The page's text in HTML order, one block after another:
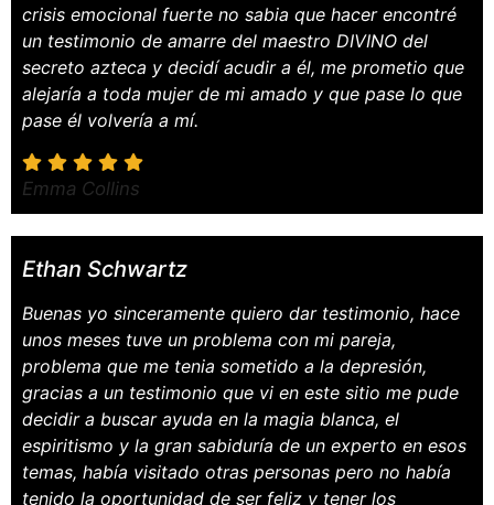
crisis emocional fuerte no sabia que hacer encontré
un testimonio de amarre del maestro DIVINO del
secreto azteca y decidí acudir a él, me prometio que
alejaría a toda mujer de mi amado y que pase lo que
pase él volvería a mí.
Emma Collins
Ethan Schwartz
Buenas yo sinceramente quiero dar testimonio, hace
unos meses tuve un problema con mi pareja,
problema que me tenia sometido a la depresión,
gracias a un testimonio que vi en este sitio me pude
decidir a buscar ayuda en la magia blanca, el
espiritismo y la gran sabiduría de un experto en esos
temas, había visitado otras personas pero no había
tenido la oportunidad de ser feliz y tener los